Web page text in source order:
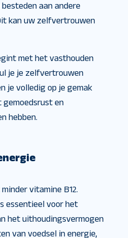
aan andere
kan uw zelfvertrouwen
met het vasthouden
je je zelfvertrouwen
je volledig op je gemak
gemoedsrust en
hebben.
vitamine B12.
essentieel voor het
het uithoudingsvermogen
van voedsel in energie,